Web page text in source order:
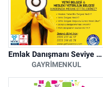
Emlak Danışmanı Seviye 5 Mesleki Yeterlilik Belgesi
GAYRIMENKUL